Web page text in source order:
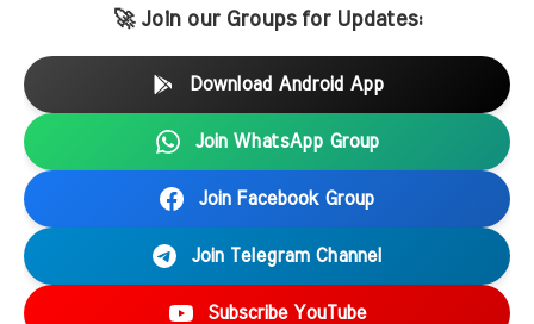
🚀 Join our Groups for Updates:
Download Android App
Join WhatsApp Group
Join Facebook Group
Join Telegram Channel
Subscribe YouTube